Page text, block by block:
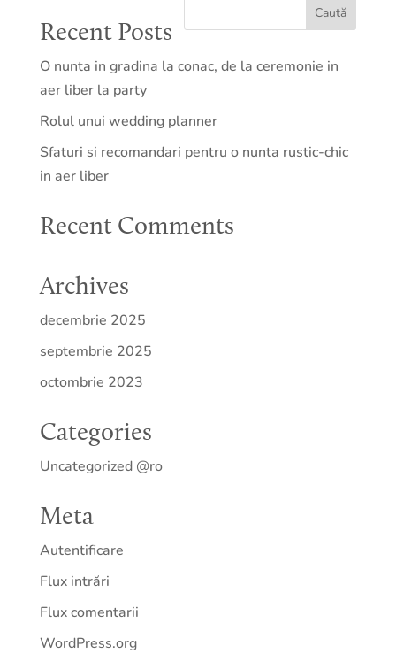
Recent Posts
O nunta in gradina la conac, de la ceremonie in
aer liber la party
Rolul unui wedding planner
Sfaturi si recomandari pentru o nunta rustic-chic
in aer liber
Recent Comments
Archives
decembrie 2025
septembrie 2025
octombrie 2023
Categories
Uncategorized @ro
Meta
Autentificare
Flux intrări
Flux comentarii
WordPress.org